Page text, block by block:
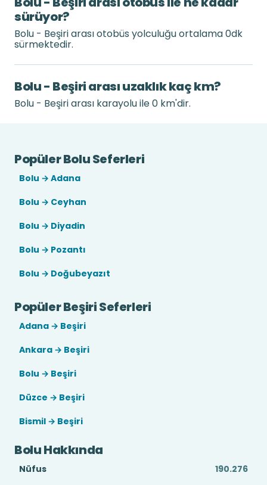
sürüyor?
Bolu - Beşiri arası otobüs yolculuğu ortalama 0dk
sürmektedir.
Bolu - Beşiri arası uzaklık kaç km?
Bolu - Beşiri arası karayolu ile 0 km'dir.
Popüler Bolu Seferleri
Bolu → Adana
Bolu → Ceyhan
Bolu → Diyadin
Bolu → Pozantı
Bolu → Doğubeyazıt
Popüler Beşiri Seferleri
Adana → Beşiri
Ankara → Beşiri
Bolu → Beşiri
Düzce → Beşiri
Bismil → Beşiri
Bolu Hakkında
Nüfus
190.276